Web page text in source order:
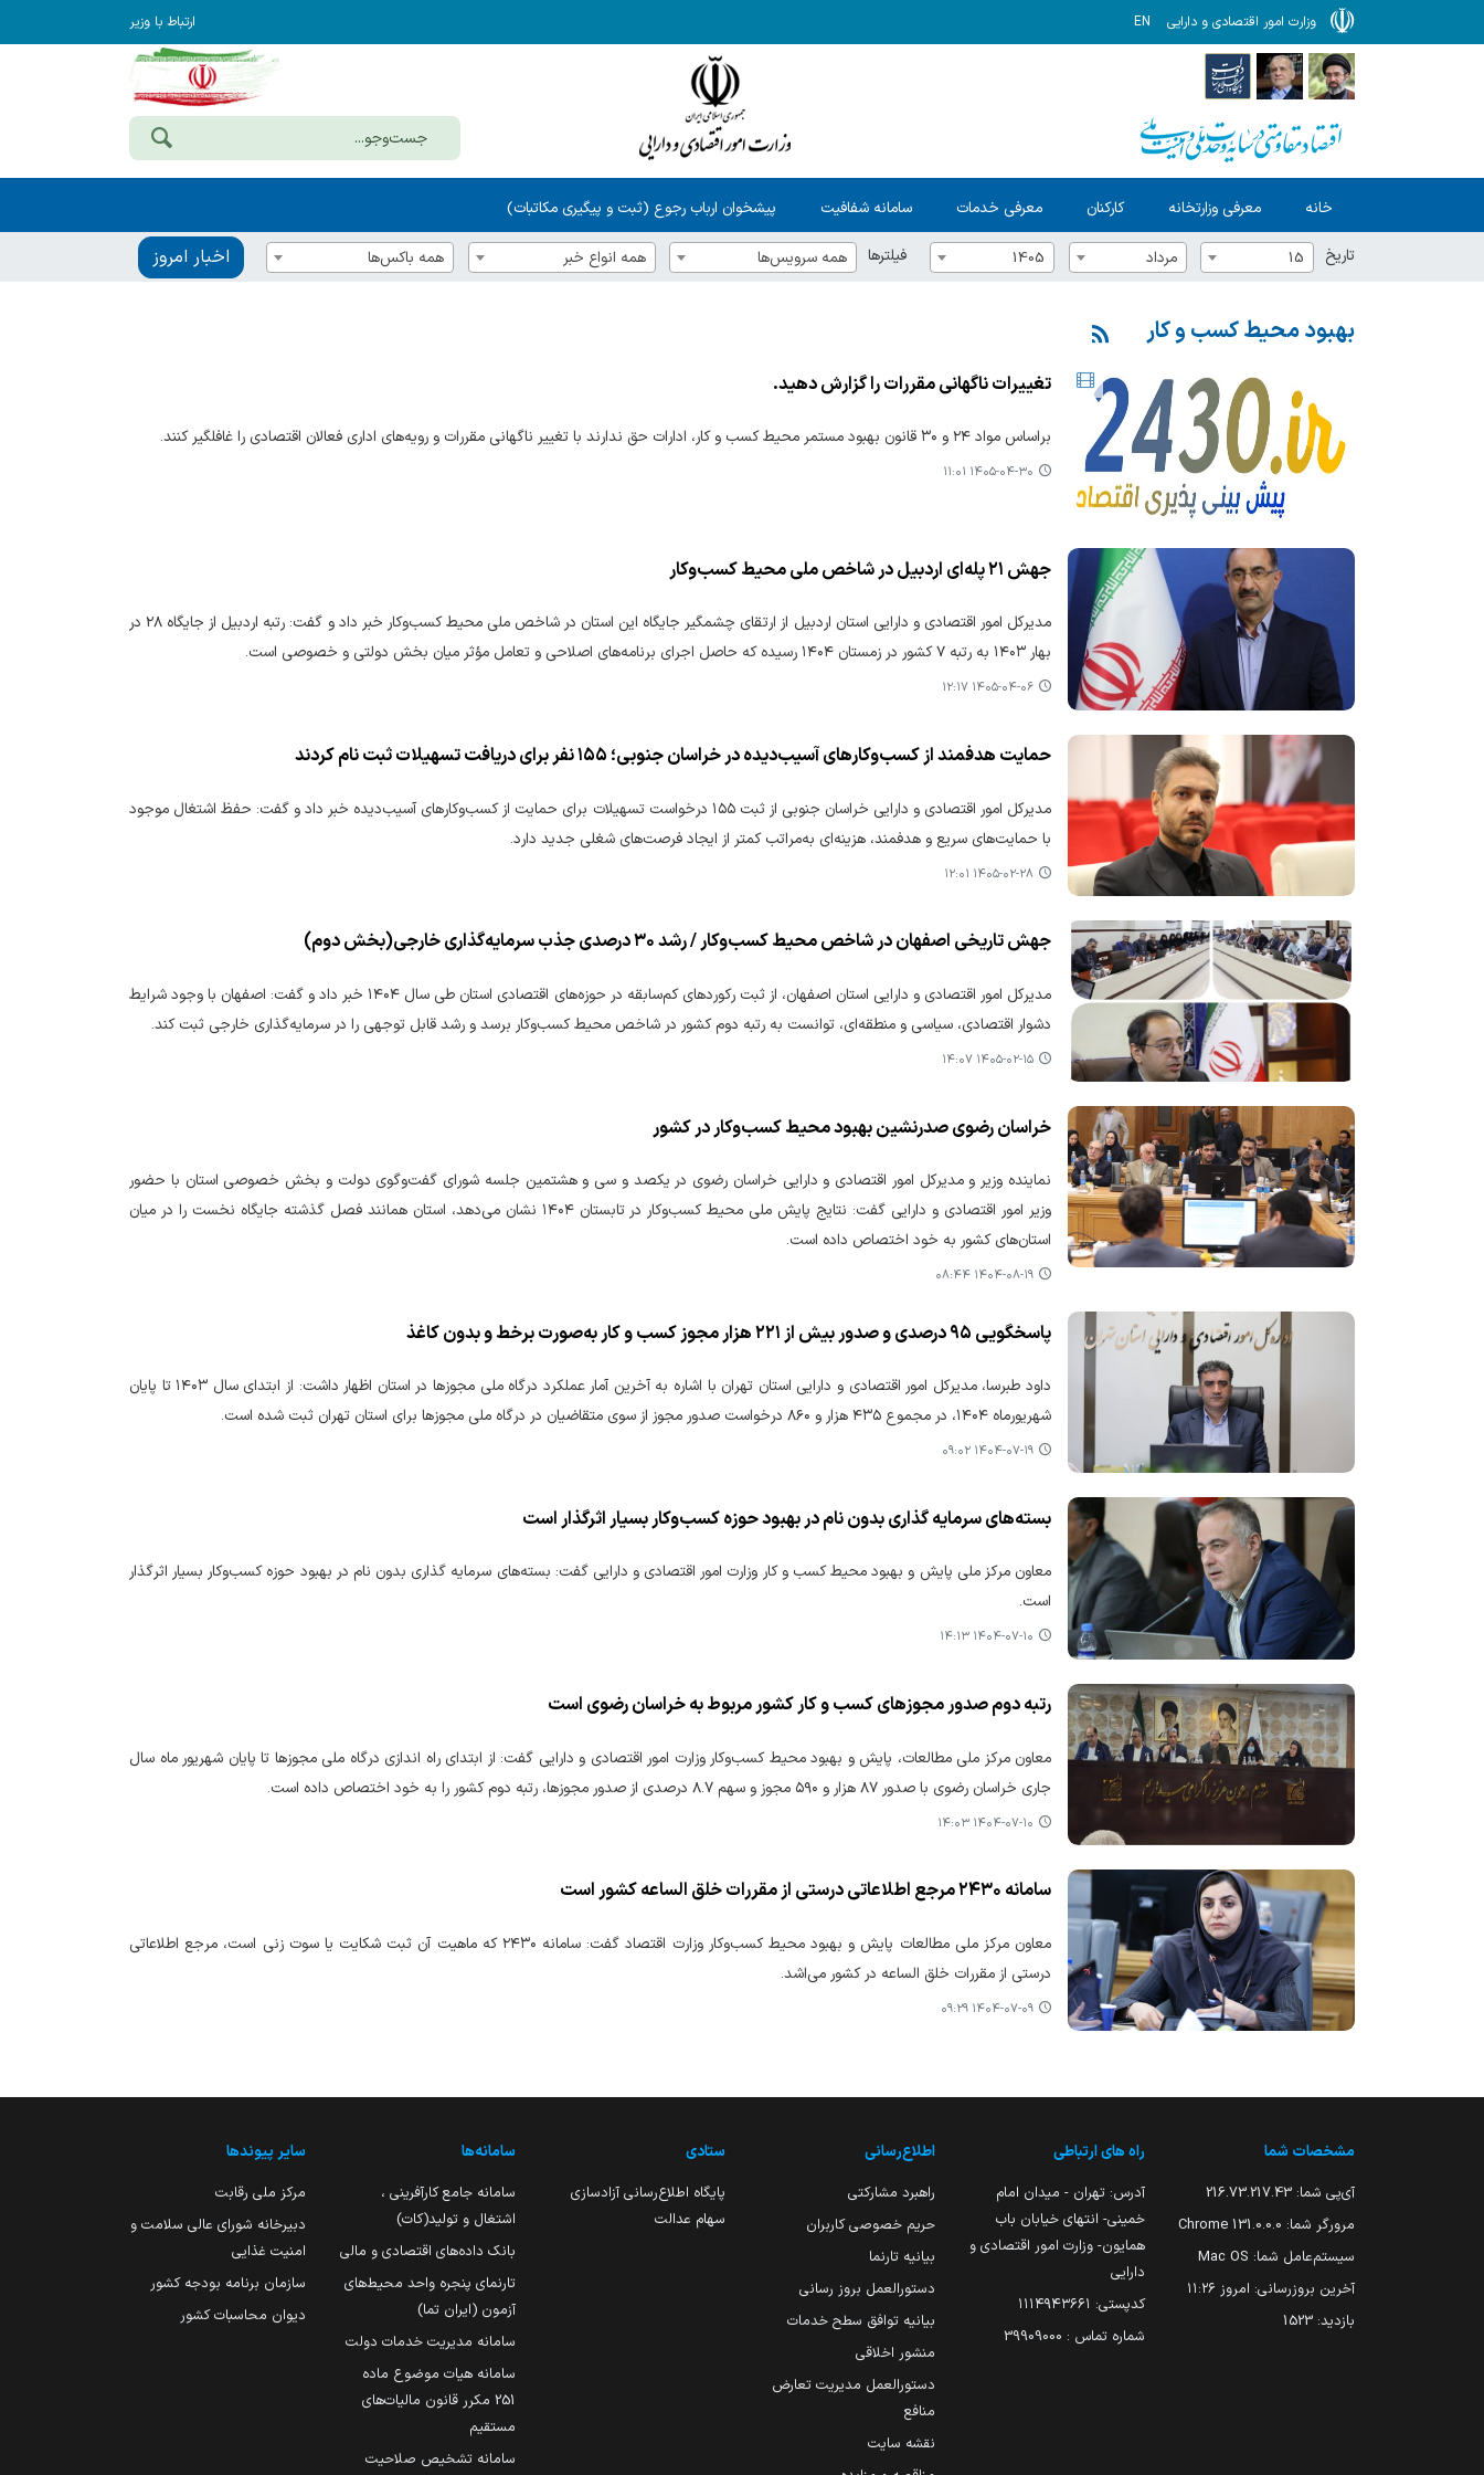
وزارت امور اقتصادی و دارایی EN ارتباط با وزیر
خانه معرفی وزارتخانه کارکنان معرفی خدمات سامانه شفافیت پیشخوان ارباب رجوع (ثبت و پیگیری مکاتبات)
تاریخ 15 مرداد 1405 فیلترها همه سرویس‌ها همه انواع خبر همه باکس‌ها اخبار امروز
بهبود محیط کسب و کار
تغییرات ناگهانی مقررات را گزارش دهید.
براساس مواد ۲۴ و ۳۰ قانون بهبود مستمر محیط کسب و کار، ادارات حق ندارند با تغییر ناگهانی مقررات و رویه‌های اداری فعالان اقتصادی را غافلگیر کنند.
۱۴۰۵-۰۴-۳۰ ۱۱:۰۱
جهش ۲۱ پله‌ای اردبیل در شاخص ملی محیط کسب‌وکار
مدیرکل امور اقتصادی و دارایی استان اردبیل از ارتقای چشمگیر جایگاه این استان در شاخص ملی محیط کسب‌وکار خبر داد و گفت: رتبه اردبیل از جایگاه ۲۸ در
بهار ۱۴۰۳ به رتبه ۷ کشور در زمستان ۱۴۰۴ رسیده که حاصل اجرای برنامه‌های اصلاحی و تعامل مؤثر میان بخش دولتی و خصوصی است.
۱۴۰۵-۰۴-۰۶ ۱۲:۱۷
حمایت هدفمند از کسب‌وکارهای آسیب‌دیده در خراسان جنوبی؛ ۱۵۵ نفر برای دریافت تسهیلات ثبت نام کردند
مدیرکل امور اقتصادی و دارایی خراسان جنوبی از ثبت ۱۵۵ درخواست تسهیلات برای حمایت از کسب‌وکارهای آسیب‌دیده خبر داد و گفت: حفظ اشتغال موجود
با حمایت‌های سریع و هدفمند، هزینه‌ای به‌مراتب کمتر از ایجاد فرصت‌های شغلی جدید دارد.
۱۴۰۵-۰۲-۲۸ ۱۲:۰۱
جهش تاریخی اصفهان در شاخص محیط کسب‌وکار / رشد ۳۰ درصدی جذب سرمایه‌گذاری خارجی(بخش دوم)
مدیرکل امور اقتصادی و دارایی استان اصفهان، از ثبت رکوردهای کم‌سابقه در حوزه‌های اقتصادی استان طی سال ۱۴۰۴ خبر داد و گفت: اصفهان با وجود شرایط
دشوار اقتصادی، سیاسی و منطقه‌ای، توانست به رتبه دوم کشور در شاخص محیط کسب‌وکار برسد و رشد قابل توجهی را در سرمایه‌گذاری خارجی ثبت کند.
۱۴۰۵-۰۲-۱۵ ۱۴:۰۷
خراسان رضوی صدرنشین بهبود محیط کسب‌وکار در کشور
نماینده وزیر و مدیرکل امور اقتصادی و دارایی خراسان رضوی در یکصد و سی و هشتمین جلسه شورای گفت‌وگوی‌ دولت و بخش خصوصی استان با حضور
وزیر امور اقتصادی و دارایی گفت: نتایج پایش ملی محیط کسب‌وکار در تابستان ۱۴۰۴ نشان می‌دهد، استان همانند فصل گذشته جایگاه نخست را در میان
استان‌های کشور به خود اختصاص داده است.
۱۴۰۴-۰۸-۱۹ ۰۸:۴۴
پاسخگویی ۹۵ درصدی و صدور بیش از ۲۲۱ هزار مجوز کسب و کار به‌صورت برخط و بدون کاغذ
داود طبرسا، مدیرکل امور اقتصادی و دارایی استان تهران با اشاره به آخرین آمار عملکرد درگاه ملی مجوزها در استان اظهار داشت: از ابتدای سال ۱۴۰۳ تا پایان
شهریورماه ۱۴۰۴، در مجموع ۴۳۵ هزار و ۸۶۰ درخواست صدور مجوز از سوی متقاضیان در درگاه ملی مجوزها برای استان تهران ثبت شده است.
۱۴۰۴-۰۷-۱۹ ۰۹:۰۲
بسته‌های سرمایه گذاری بدون نام در بهبود حوزه کسب‌وکار بسیار اثرگذار است
معاون مرکز ملی پایش و بهبود محیط کسب و کار وزارت امور اقتصادی و دارایی گفت: بسته‌های سرمایه گذاری بدون نام در بهبود حوزه کسب‌وکار بسیار اثرگذار
است.
۱۴۰۴-۰۷-۱۰ ۱۴:۱۳
رتبه دوم صدور مجوزهای کسب و کار کشور مربوط به خراسان رضوی است
معاون مرکز ملی مطالعات، پایش و بهبود محیط کسب‌وکار وزارت امور اقتصادی و دارایی گفت: از ابتدای راه اندازی درگاه ملی مجوزها تا پایان شهریور ماه سال
جاری خراسان رضوی با صدور ۸۷ هزار و ۵۹۰ مجوز و سهم ۸.۷ درصدی از صدور مجوزها، رتبه دوم کشور را به خود اختصاص داده است.
۱۴۰۴-۰۷-۱۰ ۱۴:۰۳
سامانه ۲۴۳۰ مرجع اطلاعاتی درستی از مقررات خلق الساعه کشور است
معاون مرکز ملی مطالعات پایش و بهبود محیط کسب‌وکار وزارت اقتصاد گفت: سامانه ۲۴۳۰ که ماهیت آن ثبت شکایت یا سوت زنی است، مرجع اطلاعاتی
درستی از مقررات خلق الساعه در کشور می‌اشد.
۱۴۰۴-۰۷-۰۹ ۰۹:۲۹
مشخصات شما
آی‌پی شما: 216.73.217.43
مرورگر شما: 131.0.0.0 Chrome
سیستم‌عامل شما: Mac OS
آخرین بروزرسانی: امروز ۱۱:۲۶
بازدید: 1523
راه های ارتباطی
آدرس: تهران - میدان امام
خمینی- انتهای خیابان باب
همایون- وزارت امور اقتصادی و
دارایی
کدپستی: ۱۱۱۴۹۴۳۶۶۱
شماره تماس : 39909000
اطلاع‌رسانی
راهبرد مشارکتی
حریم خصوصی کاربران
بیانیه تارنما
دستورالعمل بروز رسانی
بیانیه توافق سطح خدمات
منشور اخلاقی
دستورالعمل مدیریت تعارض
منافع
نقشه سایت
ستادی
پایگاه اطلاع‌رسانی آزادسازی
سهام عدالت
سامانه‌ها
سامانه جامع کارآفرینی ،
اشتغال و تولید(کات)
بانک داده‌های اقتصادی و مالی
تارنمای پنجره واحد محیط‌های
آزمون (ایران تما)
سامانه مدیریت خدمات دولت
سامانه هیات موضوع ماده
251 مکرر قانون مالیات‌های
مستقیم
سامانه تشخیص صلاحیت
سایر پیوندها
مرکز ملی رقابت
دبیرخانه شورای عالی سلامت و
امنیت غذایی
سازمان برنامه بودجه کشور
دیوان محاسبات کشور